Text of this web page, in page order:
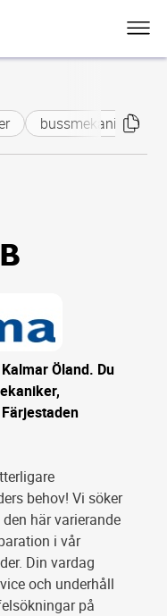
bussmekaniker
Öland. Du
behov! Vi söker
här varierande
i vår
Din vardag
och underhåll
på